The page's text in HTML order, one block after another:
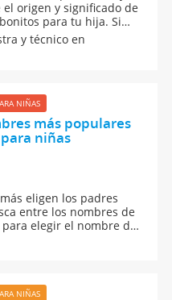
origen y significado de
para tu hija. Si
niña revisa esta
María, Lucía, Irene
y técnico en
NIÑAS
más populares
niñas
eligen los padres
entre los nombres de
elegir el nombre de
nombre peruano a tu
los 10 nombres
NIÑAS